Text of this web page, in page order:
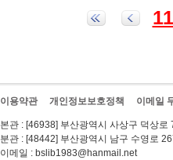
11
이용약관 개인정보보호정책 이메일
본관 : [46938] 부산광역시 사상구 덕상
분관 : [48442] 부산광역시 남구 수영로
이메일 : bslib1983@hanmail.net